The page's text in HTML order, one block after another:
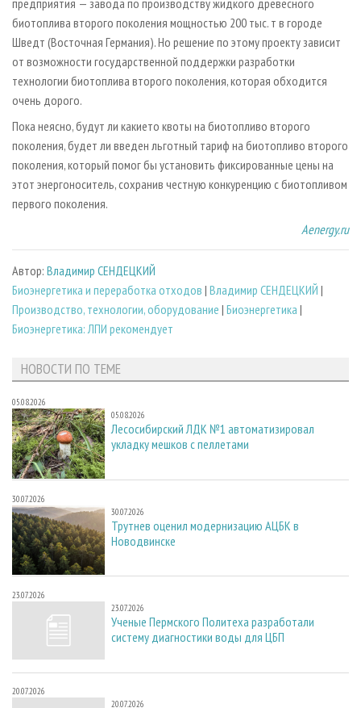
предприятия — завода по производству жидкого древесного
биотоплива второго поколения мощностью 200 тыс. т в городе
Шведт (Восточная Германия). Но решение по этому проекту зависит
от возможности государственной поддержки разработки
технологии биотоплива второго поколения, которая обходится
очень дорого.
Пока неясно, будут ли какие­то квоты на биотопливо второго
поколения, будет ли введен льготный тариф на биотопливо второго
поколения, который помог бы установить фиксированные цены на
этот энергоноситель, сохранив честную конкуренцию с биотопливом
первого поколения.
Аenergy.ru
Автор: Владимир СЕНДЕЦКИЙ
Биoэнергетика и переработка отходов | Владимир СЕНДЕЦКИЙ |
Производство, технологии, оборудование | Биоэнергетика |
Биоэнергетика: ЛПИ рекомендует
НОВОСТИ ПО ТЕМЕ
05.08.2026
05.08.2026
Лесосибирский ЛДК №1 автоматизировал
укладку мешков с пеллетами
30.07.2026
30.07.2026
Трутнев оценил модернизацию АЦБК в
Новодвинске
23.07.2026
23.07.2026
Ученые Пермского Политеха разработали
систему диагностики воды для ЦБП
20.07.2026
20.07.2026